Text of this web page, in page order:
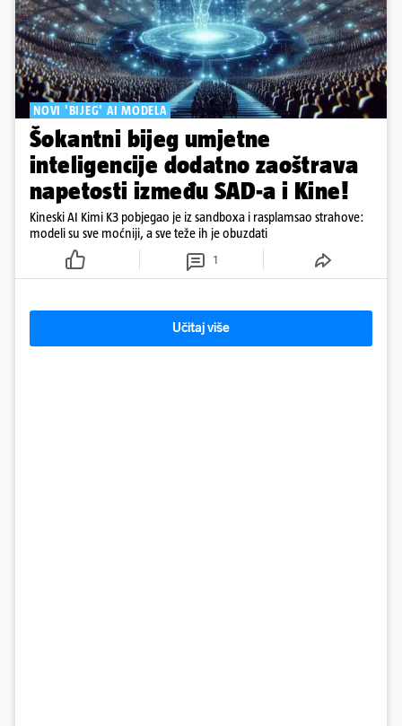
NOVI 'BIJEG' AI MODELA
Šokantni bijeg umjetne
inteligencije dodatno zaoštrava
napetosti između SAD-a i Kine!
Kineski AI Kimi K3 pobjegao je iz sandboxa i rasplamsao strahove:
modeli su sve moćniji, a sve teže ih je obuzdati
1
Učitaj više